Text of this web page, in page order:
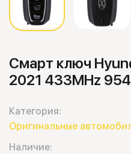
Смарт ключ
2021 433MHz
Категория:
Оригинальные
Наличие: